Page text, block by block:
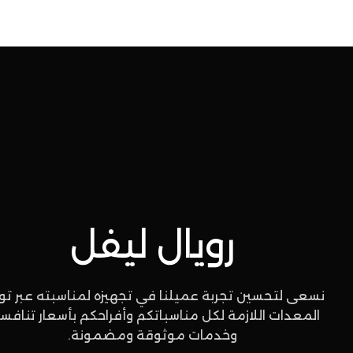
رويال ليفل
نسعى لتحسين تجربة عميلنا في تجهيزه لمناسبته عبر
المعدات اللازمة لكل مناسباتكم وأفراحكم بأسعار
وخدمات موثوقة ومضمونة.